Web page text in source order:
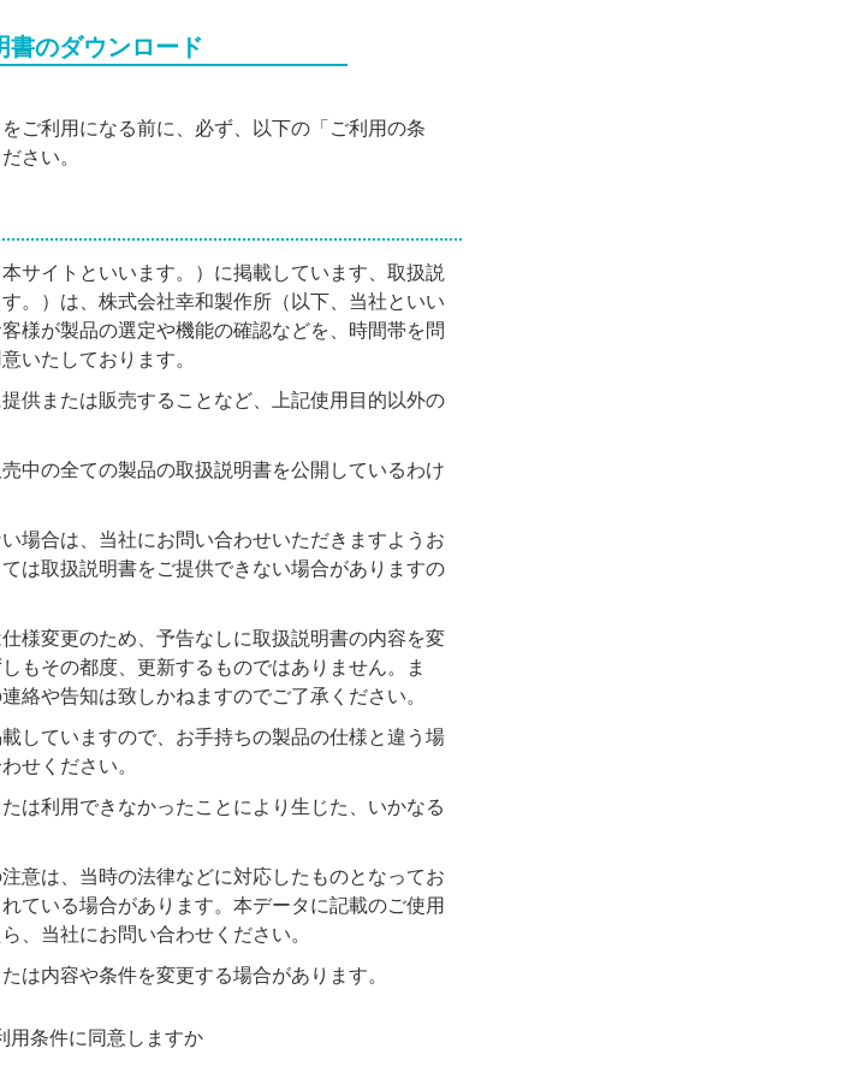
書のダウンロード
ご利用になる前に、必ず、以下の「ご利用の条
さい。
サイトといいます。）に掲載しています、取扱説
。）は、株式会社幸和製作所（以下、当社といい
様が製品の選定や機能の確認などを、時間帯を問
いたしております。
供または販売することなど、上記使用目的以外の
中の全ての製品の取扱説明書を公開しているわけ
場合は、当社にお問い合わせいただきますようお
は取扱説明書をご提供できない場合がありますの
様変更のため、予告なしに取扱説明書の内容を変
もその都度、更新するものではありません。ま
絡や告知は致しかねますのでご了承ください。
していますので、お手持ちの製品の仕様と違う場
せください。
は利用できなかったことにより生じた、いかなる
意は、当時の法律などに対応したものとなってお
ている場合があります。本データに記載のご使用
、当社にお問い合わせください。
は内容や条件を変更する場合があります。
用条件に同意しますか